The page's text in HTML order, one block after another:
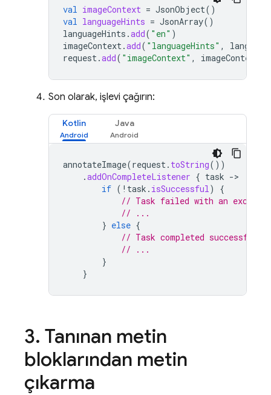
val imageContext = JsonObject()
val languageHints = JsonArray()
languageHints .add( "en" )
imageContext.add( "languageHints" ,
request.add( "imageContext" , imageContext
Son olarak, işlevi çağırın:
Kotlin Java
annotateImage(request. toString())
.addOnCompleteListener { task -
if ( ! task . isSuccessful)
{
// Task failed with an
// ...
} else {
// Task completed successfully
// ...
}
}
3. Tanınan metin
bloklarından metin
çıkarma